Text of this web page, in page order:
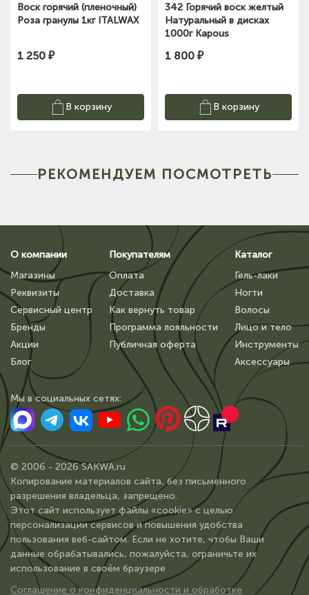
Воск горячий (пленочный)
Роза гранулы 1кг ITALWAX
1 250 ₽
В корзину
342 Горячий воск желтый
Натуральный в дисках
1000г Kapous
1 800 ₽
В корзину
РЕКОМЕНДУЕМ ПОСМОТРЕТЬ
О компании
Магазины
Реквизиты
Сервисный центр
Бренды
Акции
Блог
Покупателям
Оплата
Доставка
Как вернуть товар
Программа лояльности
Публичная оферта
Каталог
Гель-лаки
Ногти
Волосы
Лицо и тело
Инструменты
Аксессуары
Мы в сoциальных сетях:
© 2006 - 2026 SAKWA.ru
Копирование материалов сайта, без письменного
разрешения владельца, запрещено.
Этот сайт использует файлы «cookie» с целью
персонализации сервисов и повышения удобства
пользования веб-сайтом. Если не хотите, чтобы Ваши
данные обрабатывались, пожалуйста, ограничьте их
использование в своём браузере
Соглашение о конфиденциальности и обработке